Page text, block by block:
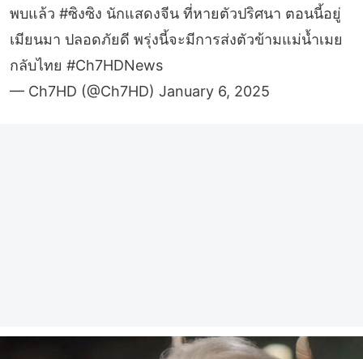
พบแล้ว #ซิงซิง นักแสดงจีน ที่หายตัวปริศนา ตอนนี้อยู่
เมียนมา ปลอดภัยดี พรุ่งนี้จะมีการส่งตัวข้ามแม่น้ำเมย
กลับไทย #Ch7HDNews
— Ch7HD (@Ch7HD) January 6, 2025